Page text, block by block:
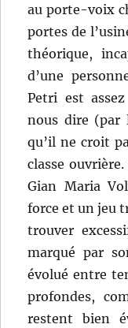
au porte-voix
portes de
théorique,
d’une
Petri est
nous dire (par
qu’il ne croit
classe
Gian Maria
force et un jeu
trouver
marqué par
évolué entre
profondes,
restent bien